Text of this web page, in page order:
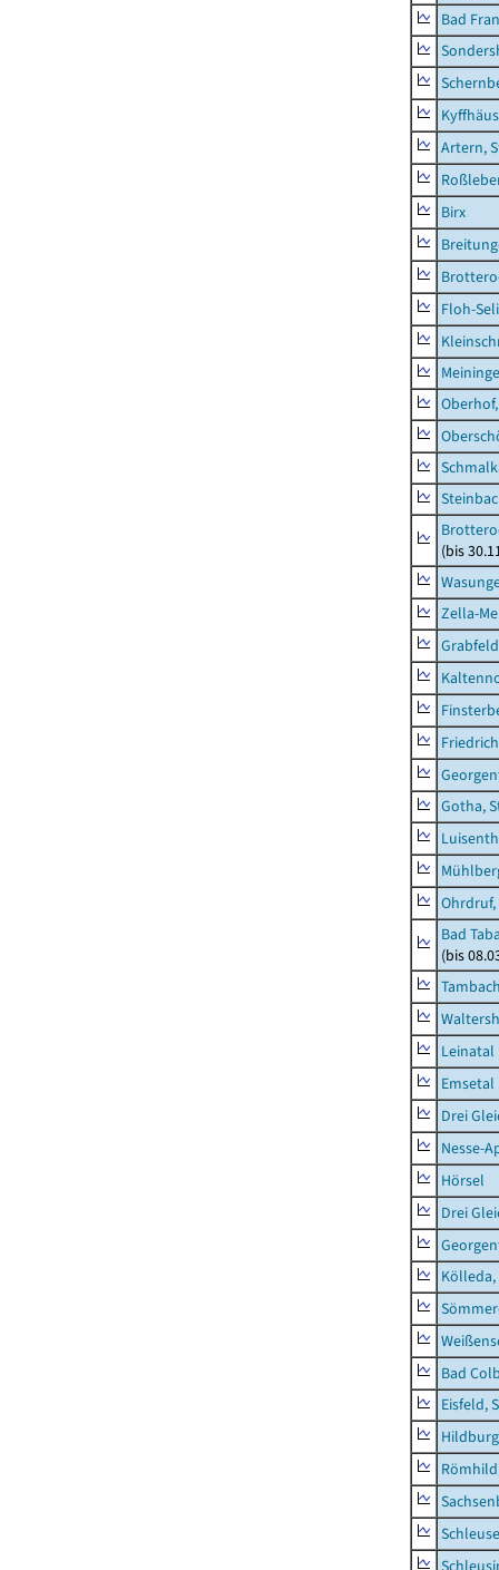
Bad
Artern,
Birx
Floh-
(bis
Zella-
Grabfeld
Gotha,
Bad
(bis
Leinatal
Emsetal
Drei
Nesse-
Hörsel
Drei
Bad
Eisfeld,